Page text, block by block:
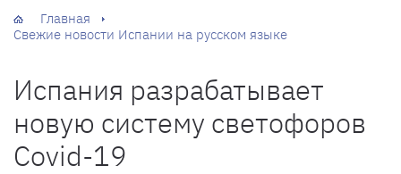
Главная
Свежие новости Испании на русском языке
Испания разрабатывает
новую систему светофоров
Covid-19